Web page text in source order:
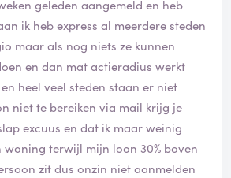
geleden aangemeld en heb
ik heb express al meerdere steden
maar als nog niets ze kunnen
en dan mat actieradius werkt
heel veel steden staan er niet
niet te bereiken via mail krijg je
excuus en dat ik maar weinig
woning terwijl mijn loon 30% boven
zit dus onzin niet aanmelden